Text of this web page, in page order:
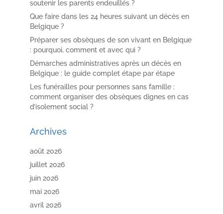
soutenir les parents endeuillés ?
Que faire dans les 24 heures suivant un décès en
Belgique ?
Préparer ses obsèques de son vivant en Belgique
: pourquoi, comment et avec qui ?
Démarches administratives après un décès en
Belgique : le guide complet étape par étape
Les funérailles pour personnes sans famille :
comment organiser des obsèques dignes en cas
d’isolement social ?
Archives
août 2026
juillet 2026
juin 2026
mai 2026
avril 2026